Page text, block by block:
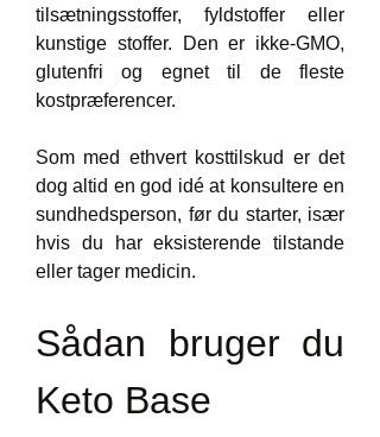
tilsætningsstoffer, fyldstoffer eller
kunstige stoffer. Den er ikke-GMO,
glutenfri og egnet til de fleste
kostpræferencer.
Som med ethvert kosttilskud er det
dog altid en god idé at konsultere en
sundhedsperson, før du starter, især
hvis du har eksisterende tilstande
eller tager medicin.
Sådan bruger du
Keto Base